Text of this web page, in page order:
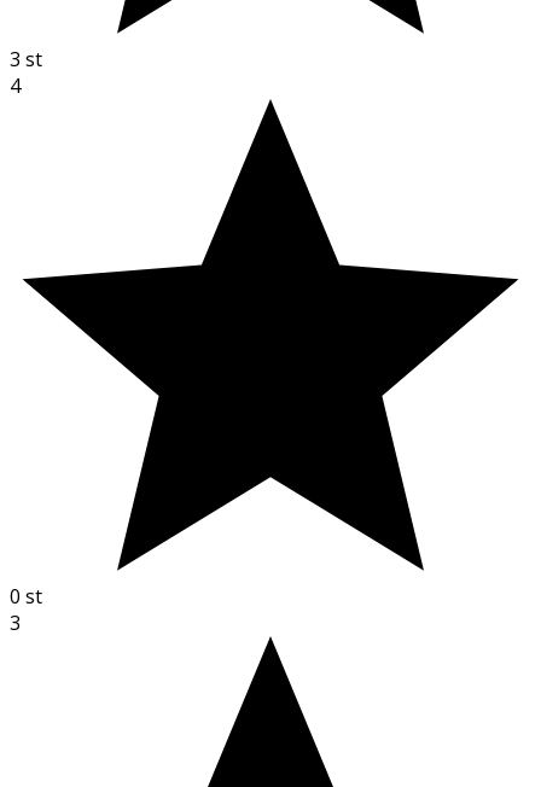
3 st
4
0 st
3